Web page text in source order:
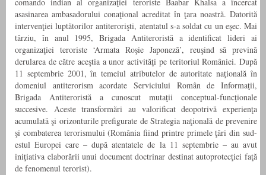
comando indian al organizaţiei teroriste Baabar Khalsa a încercat
asasinarea ambasadorului conaţional acreditat în ţara noastră. Datorită
intervenţiei luptătorilor antiterorişti, atentatul s-a soldat cu un eşec. Mai
târziu, în anul 1995, Brigada Antiteroristă a identificat lideri ai
organizaţiei teroriste ‘Armata Roşie Japoneză’, reuşind să prevină
derularea de către aceştia a unor activităţi pe teritoriul României. După
11 septembrie 2001, în temeiul atributelor de autoritate naţională în
domeniul antiterorism acordate Serviciului Român de Informaţii,
Brigada Antiteroristă a cunoscut mutaţii conceptual-funcţionale
succesive. Aceste transformări au valorificat deopotrivă experienţa
acumulată şi orizonturile prefigurate de Strategia naţională de prevenire
şi combaterea terorismului (România fiind printre primele ţări din sud-
estul Europei care – după atentatele de la 11 septembrie – au avut
iniţiativa elaborării unui document doctrinar destinat autoprotecţiei faţă
de fenomenul terorist).